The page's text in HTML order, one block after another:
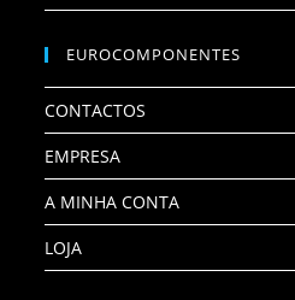
EUROCOMPONENTES
CONTACTOS
EMPRESA
A MINHA CONTA
LOJA